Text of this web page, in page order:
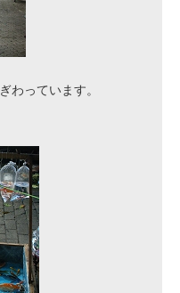
わっています。